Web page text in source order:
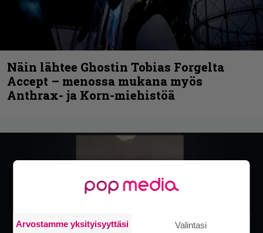
Näin lähtee Ghostin Tobias Forgelta
Accept – menossa mukana myös
Anthrax- ja Korn-miehistöä
Arvostamme yksityisyyttäsi Valintasi